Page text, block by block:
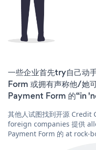
一些企业首先try自己
Form 或拥有声称他/她
Payment Form 的“in
其他人试图找到开源 Credit
foreign companies 提供
Payment Form 的 at rock-